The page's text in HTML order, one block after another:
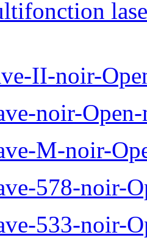
II-noir-
noir-
M-noir-
578-noir-
533-noir-